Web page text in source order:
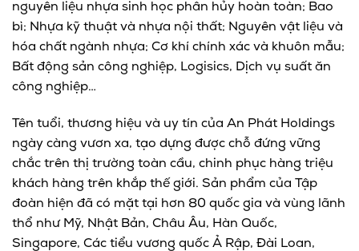
nguyên liệu nhựa sinh học phân hủy hoàn toàn; Bao
bì; Nhựa kỹ thuật và nhựa nội thất; Nguyên vật liệu và
hóa chất ngành nhựa; Cơ khí chính xác và khuôn mẫu;
Bất động sản công nghiệp, Logisics, Dịch vụ suất ăn
công nghiệp…
Tên tuổi, thương hiệu và uy tín của An Phát Holdings
ngày càng vươn xa, tạo dựng được chỗ đứng vững
chắc trên thị trường toàn cầu, chinh phục hàng triệu
khách hàng trên khắp thế giới. Sản phẩm của Tập
đoàn hiện đã có mặt tại hơn 80 quốc gia và vùng lãnh
thổ như Mỹ, Nhật Bản, Châu Âu, Hàn Quốc,
Singapore, Các tiểu vương quốc Ả Rập, Đài Loan,